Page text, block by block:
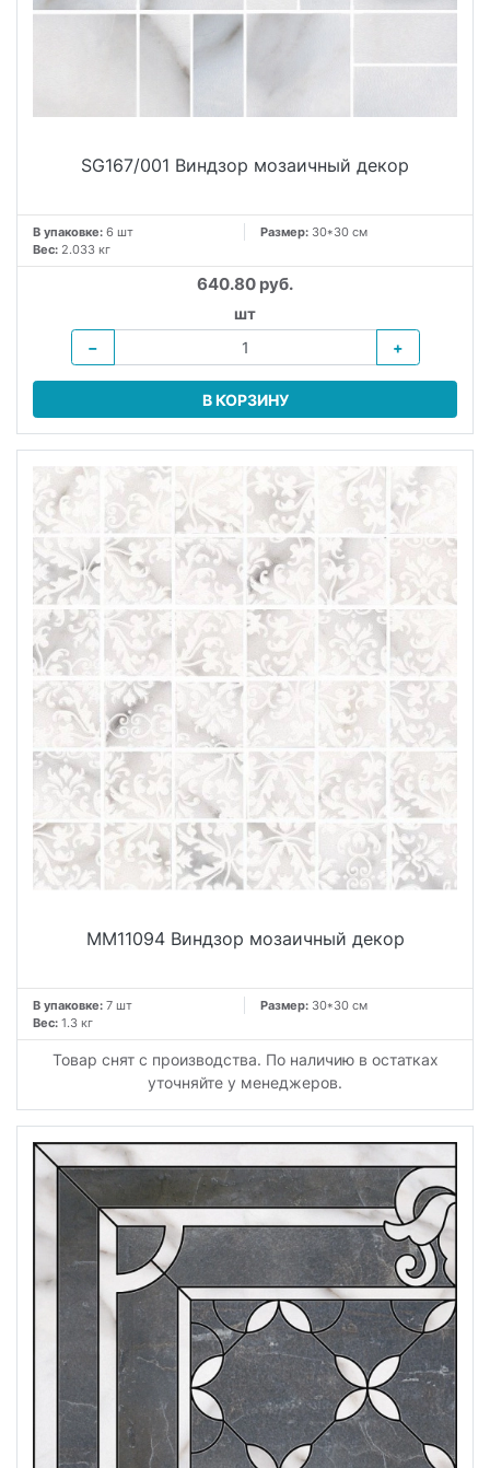
SG167/001 Виндзор мозаичный декор
В упаковке: 6 шт Размер: 30*30 см
Вес: 2.033 кг
640.80 руб.
шт
−
+
В КОРЗИНУ
MM11094 Виндзор мозаичный декор
В упаковке: 7 шт Размер: 30*30 см
Вес: 1.3 кг
Товар снят с производства. По наличию в остатках
уточняйте у менеджеров.